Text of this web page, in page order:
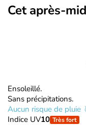
Cet après-
Ensoleillé.
Sans précipitations.
Aucun risque de pluie
Indice UV10 Très fort